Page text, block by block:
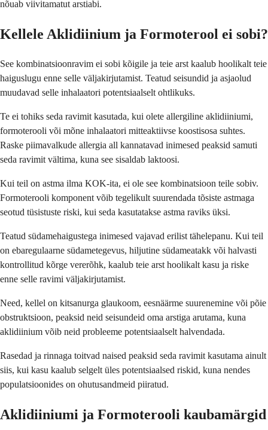
nõuab viivitamatut arstiabi.
Kellele Aklidiinium ja Formoterool ei sobi?
See kombinatsioonravim ei sobi kõigile ja teie arst kaalub hoolikalt teie
haiguslugu enne selle väljakirjutamist. Teatud seisundid ja asjaolud
muudavad selle inhalaatori potentsiaalselt ohtlikuks.
Te ei tohiks seda ravimit kasutada, kui olete allergiline aklidiiniumi,
formoterooli või mõne inhalaatori mitteaktiivse koostisosa suhtes.
Raske piimavalkude allergia all kannatavad inimesed peaksid samuti
seda ravimit vältima, kuna see sisaldab laktoosi.
Kui teil on astma ilma KOK-ita, ei ole see kombinatsioon teile sobiv.
Formoterooli komponent võib tegelikult suurendada tõsiste astmaga
seotud tüsistuste riski, kui seda kasutatakse astma raviks üksi.
Teatud südamehaigustega inimesed vajavad erilist tähelepanu. Kui teil
on ebaregulaarne südametegevus, hiljutine südameatakk või halvasti
kontrollitud kõrge vererõhk, kaalub teie arst hoolikalt kasu ja riske
enne selle ravimi väljakirjutamist.
Need, kellel on kitsanurga glaukoom, eesnäärme suurenemine või põie
obstruktsioon, peaksid neid seisundeid oma arstiga arutama, kuna
aklidiinium võib neid probleeme potentsiaalselt halvendada.
Rasedad ja rinnaga toitvad naised peaksid seda ravimit kasutama ainult
siis, kui kasu kaalub selgelt üles potentsiaalsed riskid, kuna nendes
populatsioonides on ohutusandmeid piiratud.
Aklidiiniumi ja Formoterooli kaubamärgid